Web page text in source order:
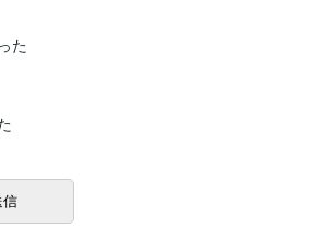
た